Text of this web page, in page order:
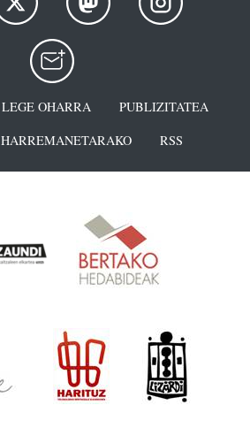
LEGE OHARRA
PUBLIZITATEA
HARREMANETARAKO RSS